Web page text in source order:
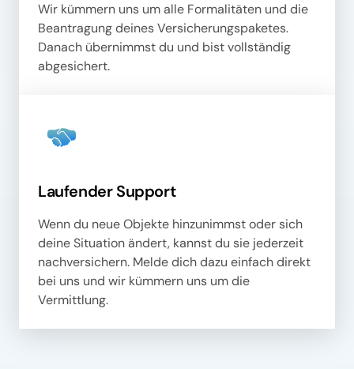
Wir kümmern uns um alle Formalitäten und die
Beantragung deines Versicherungspaketes.
Danach übernimmst du und bist vollständig
abgesichert.
Laufender Support
Wenn du neue Objekte hinzunimmst oder sich
deine Situation ändert, kannst du sie jederzeit
nachversichern. Melde dich dazu einfach direkt
bei uns und wir kümmern uns um die
Vermittlung.